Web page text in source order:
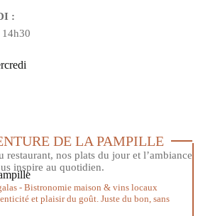
:
DE LA PAMPILLE
restaurant, nos plats du jour et l’ambiance
inspire au quotidien.
- Bistronomie maison & vins locaux
et plaisir du goût. Juste du bon, sans